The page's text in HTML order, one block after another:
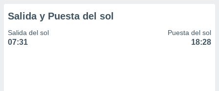
Salida y Puesta del sol
Salida del sol
07:31
Puesta del sol
18:28